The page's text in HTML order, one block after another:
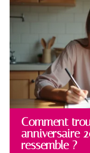
Comment
anniversaire
ressemble ?